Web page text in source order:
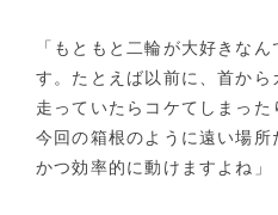
「もともと二輪が大好きな
す。たとえば以前に、首か
走っていたらコケてしまっ
今回の箱根のように遠い場
かつ効率的に動けますよね」